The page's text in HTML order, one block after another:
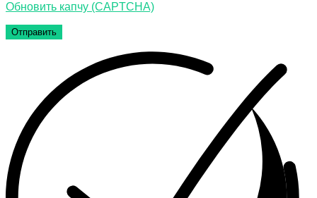
Обновить капчу (CAPTCHA)
Отправить